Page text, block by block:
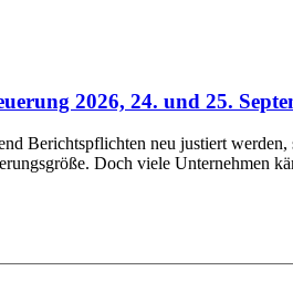
2026, 24. und 25.
Berichtspflichten neu justiert
Doch viele Unternehmen